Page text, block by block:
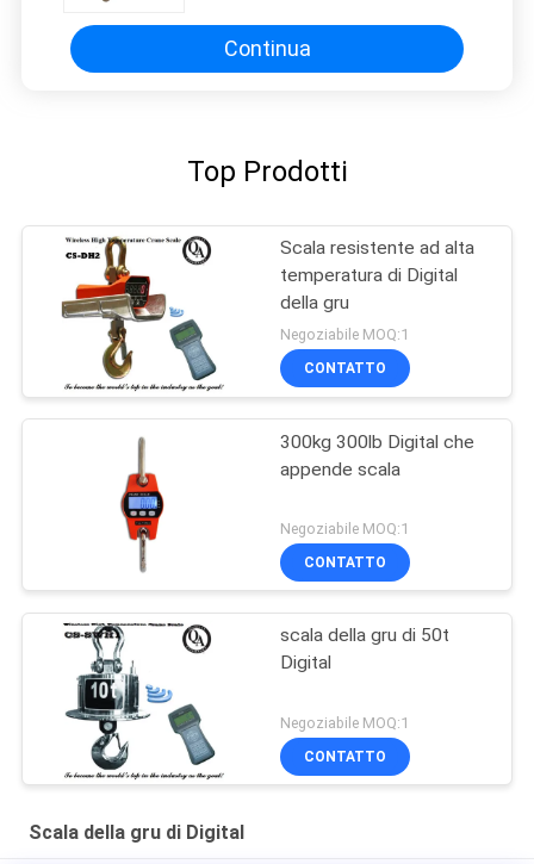
Continua
Top Prodotti
Scala resistente ad alta
temperatura di Digital
della gru
Negoziabile MOQ:1
CONTATTO
300kg 300lb Digital che
appende scala
Negoziabile MOQ:1
CONTATTO
scala della gru di 50t
Digital
Negoziabile MOQ:1
CONTATTO
Scala della gru di Digital